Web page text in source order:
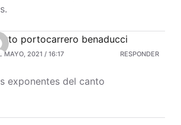
portocarrero benaducci
MAYO, 2021 / 16:17 RESPONDER
exponentes del canto